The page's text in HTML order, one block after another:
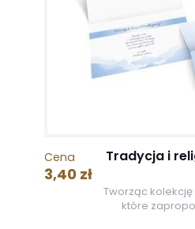
Cena
3,40 zł
Tradycja i
Tworząc
które